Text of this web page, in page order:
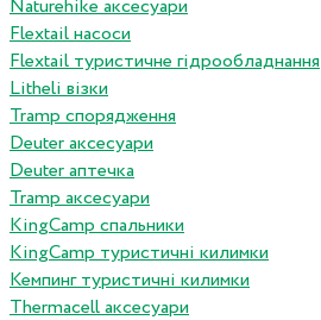
Naturehike аксесуари
Flextail насоси
Flextail туристичне гідрообладнання
Litheli візки
Tramp спорядження
Deuter аксесуари
Deuter аптечка
Tramp аксесуари
KingCamp спальники
KingCamp туристичні килимки
Кемпинг туристичні килимки
Thermacell аксесуари